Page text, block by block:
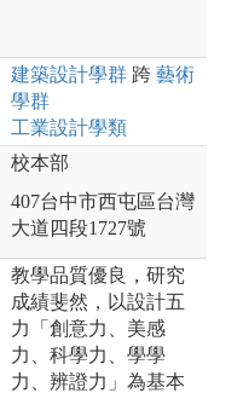
建築設計學群 跨 藝術
學群
工業設計學類
校本部
407台中市西屯區台灣
大道四段1727號
教學品質優良，研究
成績斐然，以設計五
力「創意力、美感
力、科學力、學學
力、辨證力」為基本